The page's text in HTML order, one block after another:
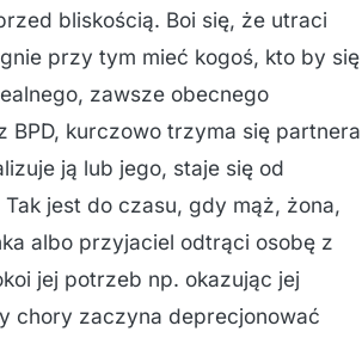
bliskością. Boi się, że utraci
przy tym mieć kogoś, kto by się
zawsze obecnego
BPD, kurczowo trzyma się partnera
ją lub jego, staje się od
jest do czasu, gdy mąż, żona,
albo przyjaciel odtrąci osobę z
jej potrzeb np. okazując jej
chory zaczyna deprecjonować